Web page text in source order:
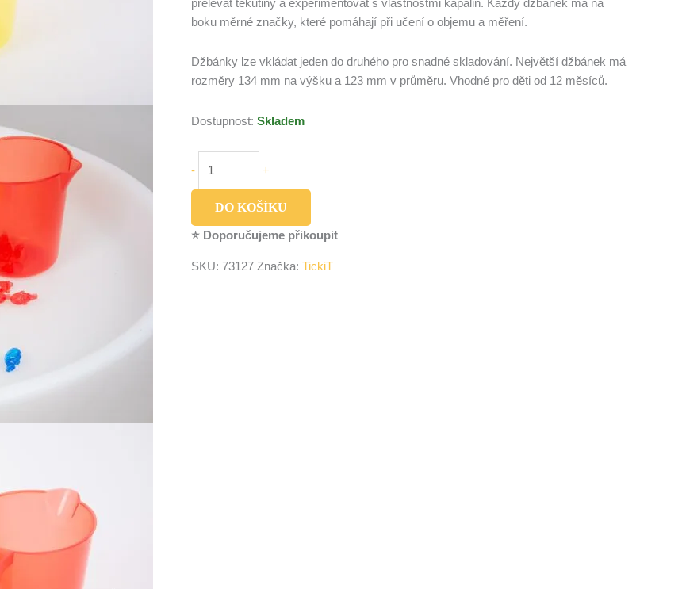
přelévat tekutiny a experimentovat s vlastnostmi kapalin. Každý džbánek má na
boku měrné značky, které pomáhají při učení o objemu a měření.
Džbánky lze vkládat jeden do druhého pro snadné skladování. Největší džbánek má
rozměry 134 mm na výšku a 123 mm v průměru. Vhodné pro děti od 12 měsíců.
Dostupnost: Skladem
- +
DO KOŠÍKU
⭐ Doporučujeme přikoupit
SKU: 73127 Značka: TickiT